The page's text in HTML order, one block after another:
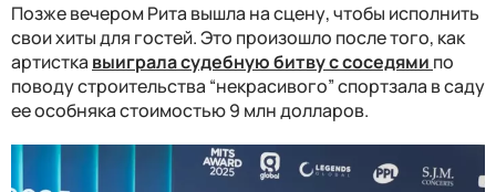
Позже вечером Рита вышла на сцену, чтобы исполнить
свои хиты для гостей. Это произошло после того, как
артистка выиграла судебную битву с соседями по
поводу строительства “некрасивого” спортзала в саду
ее особняка стоимостью 9 млн долларов.